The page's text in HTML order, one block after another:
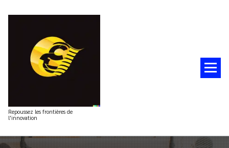
Repoussez les frontières de
l'innovation